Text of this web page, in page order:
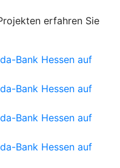
erfahren Sie
Bank Hessen auf
Bank Hessen auf
Bank Hessen auf
Bank Hessen auf